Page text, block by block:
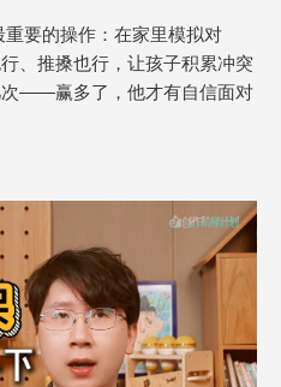
要的操作：在家里模拟对
、推搡也行，让孩子积累冲突
次——赢多了，他才有自信面对